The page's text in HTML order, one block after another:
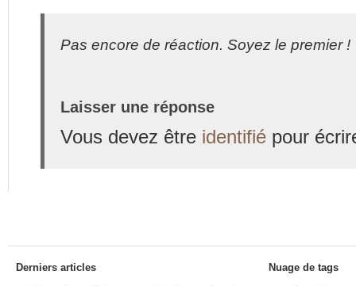
Pas encore de réaction. Soyez le premier !
Laisser une réponse
Vous devez être identifié pour
Derniers articles Nuage de tags